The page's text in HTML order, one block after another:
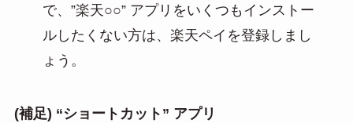
で、”楽天○○” アプリをいくつもインストー
ルしたくない方は、楽天ペイを登録しまし
ょう。
(補足) “ショートカット” アプリ